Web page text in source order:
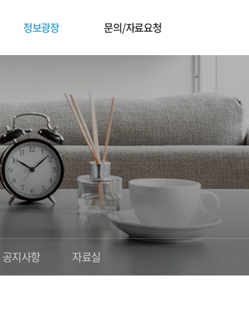
정보광장 문의/자료요청
공지사항 자료실